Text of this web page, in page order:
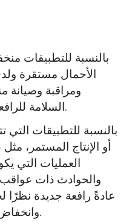
بالنسبة للتطبيقات
الأحمال مستقرة
ومراقبة وصيانة
السلامة للرافعة المستعملة بشكل فعال.
بالنسبة للتطبيقات التي
أو الإنتاج المستمر، مثل
العمليات التي
والحوادث ذات
عادةً رافعة جديدة نظرًا
وانخفاض مستوى عدم اليقين فيها.